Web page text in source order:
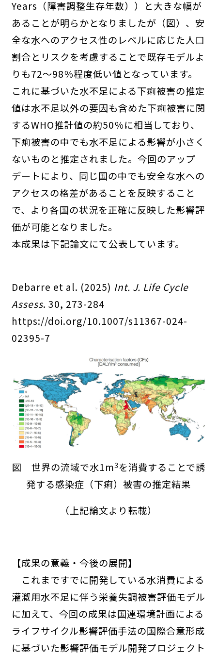
Years（障害調整生存年数））と大きな幅が
あることが明らかとなりましたが（図）、安
全な水へのアクセス性のレベルに応じた人口
割合とリスクを考慮することで既存モデルよ
りも72〜98％程度低い値となっています。
これに基づいた水不足による下痢被害の推定
値は水不足以外の要因も含めた下痢被害に関
するWHO推計値の約50％に相当しており、
下痢被害の中でも水不足による影響が小さく
ないものと推定されました。今回のアップ
デートにより、同じ国の中でも安全な水への
アクセスの格差があることを反映すること
で、より各国の状況を正確に反映した影響評
価が可能となりました。
本成果は下記論文にて公表しています。
Debarre et al. (2025) Int. J. Life Cycle
Assess. 30, 273-284
https://doi.org/10.1007/s11367-024-
02395-7
図 世界の流域で水1m3を消費することで誘
発する感染症（下痢）被害の推定結果
（上記論文より転載）
【成果の意義・今後の展開】
これまですでに開発している水消費による
灌漑用水不足に伴う栄養失調被害評価モデル
に加えて、今回の成果は国連環境計画による
ライフサイクル影響評価手法の国際合意形成
に基づいた影響評価モデル開発プロジェクト